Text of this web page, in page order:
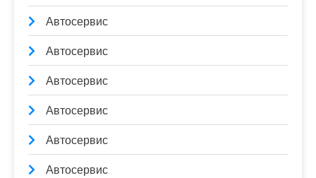
Автосервис
Автосервис
Автосервис
Автосервис
Автосервис
Автосервис